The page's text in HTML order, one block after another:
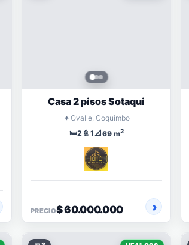
Casa 2 pisos Sotaqui
⌖ Ovalle, Coquimbo
🛏️2 🚿 1📐69 m2
PRECIO$ 60.000.000